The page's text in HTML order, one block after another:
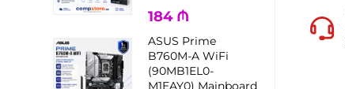
184 ₼
ASUS Prime
B760M-A WiFi
(90MB1EL0-
M1EAY0) Mainboard